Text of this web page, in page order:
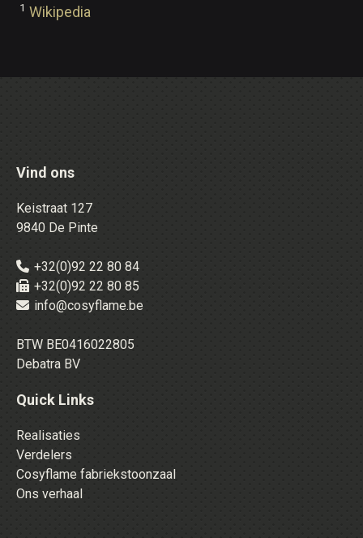
1 Wikipedia
Vind ons
Keistraat 127
9840 De Pinte
+32(0)92 22 80 84
+32(0)92 22 80 85
info@cosyflame.be
BTW BE0416022805
Debatra BV
Quick Links
Realisaties
Verdelers
Cosyflame fabriekstoonzaal
Ons verhaal